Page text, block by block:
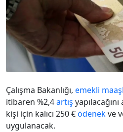
Çalışma Bakanlığı, emekli
itibaren %2,4artış
kişi için kalıcı 250 €ödenekve
uygulanacak.